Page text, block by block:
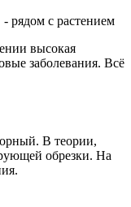
- рядом с растением
высокая
заболевания. Всё
В теории,
обрезки. На